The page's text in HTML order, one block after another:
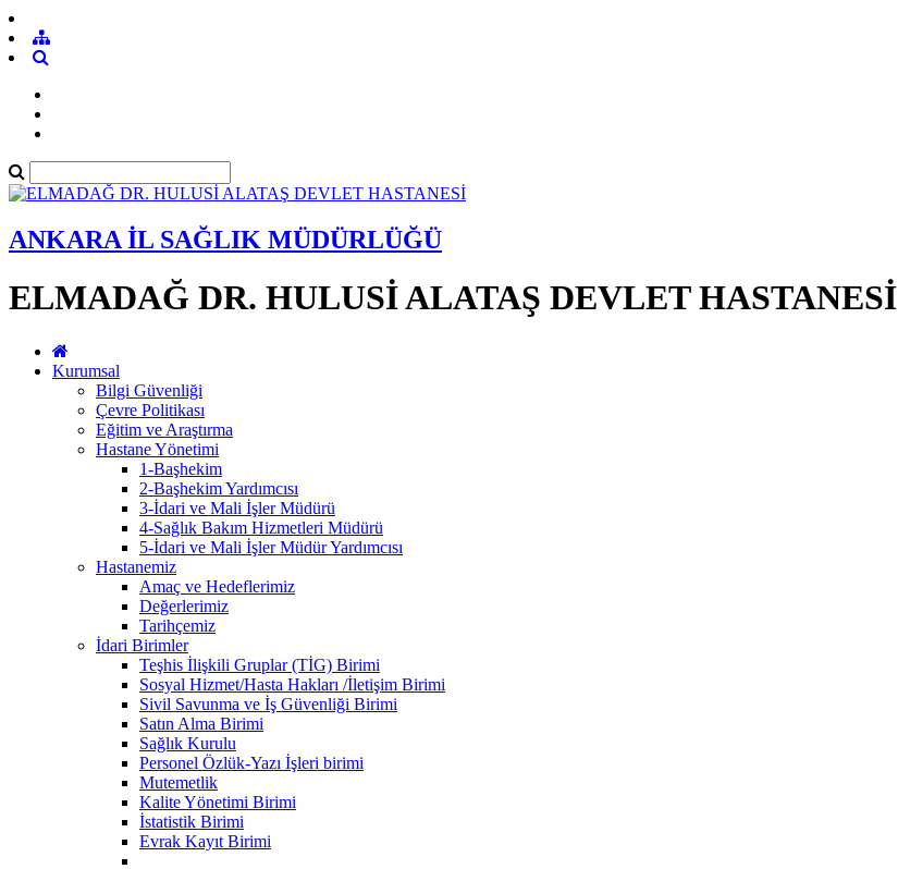
ANKARA İL SAĞLIK MÜDÜRLÜĞÜ
ELMADAĞ DR. HULUSİ ALATAŞ DEVLET HASTANESİ
Kurumsal
Bilgi Güvenliği
Çevre Politikası
Eğitim ve Araştırma
Hastane Yönetimi
1-Başhekim
2-Başhekim Yardımcısı
3-İdari ve Mali İşler Müdürü
4-Sağlık Bakım Hizmetleri Müdürü
5-İdari ve Mali İşler Müdür Yardımcısı
Hastanemiz
Amaç ve Hedeflerimiz
Değerlerimiz
Tarihçemiz
İdari Birimler
Teşhis İlişkili Gruplar (TİG) Birimi
Sosyal Hizmet/Hasta Hakları /İletişim Birimi
Sivil Savunma ve İş Güvenliği Birimi
Satın Alma Birimi
Sağlık Kurulu
Personel Özlük-Yazı İşleri birimi
Mutemetlik
Kalite Yönetimi Birimi
İstatistik Birimi
Evrak Kayıt Birimi